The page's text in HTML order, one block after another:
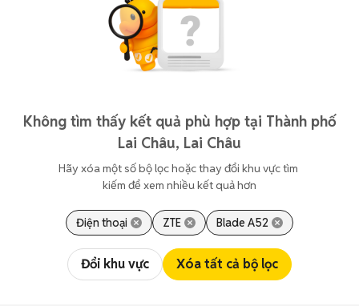
Không tìm thấy kết quả phù hợp tại Thành phố
Lai Châu, Lai Châu
Hãy xóa một số bộ lọc hoặc thay đổi khu vực tìm
kiếm để xem nhiều kết quả hơn
Điện thoại ZTE Blade A52
Đổi khu vực Xóa tất cả bộ lọc